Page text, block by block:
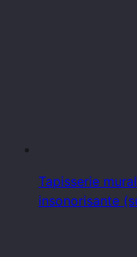
Tapisserie
insonorisante